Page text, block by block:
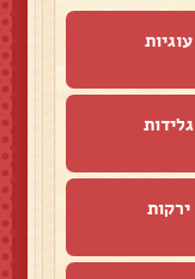
עוגיות
גלידות
ירקות